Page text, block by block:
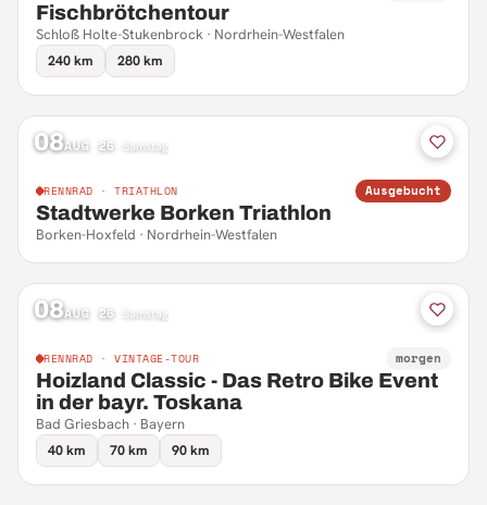
Fischbrötchentour
Schloß Holte-Stukenbrock · Nordrhein-Westfalen
240 km
280 km
08AUG 26 Samstag
RENNRAD · TRIATHLON Ausgebucht
Stadtwerke Borken Triathlon
Borken-Hoxfeld · Nordrhein-Westfalen
08AUG 26 Samstag
RENNRAD · VINTAGE-TOUR morgen
Hoizland Classic - Das Retro Bike Event
in der bayr. Toskana
Bad Griesbach · Bayern
40 km
70 km 90 km